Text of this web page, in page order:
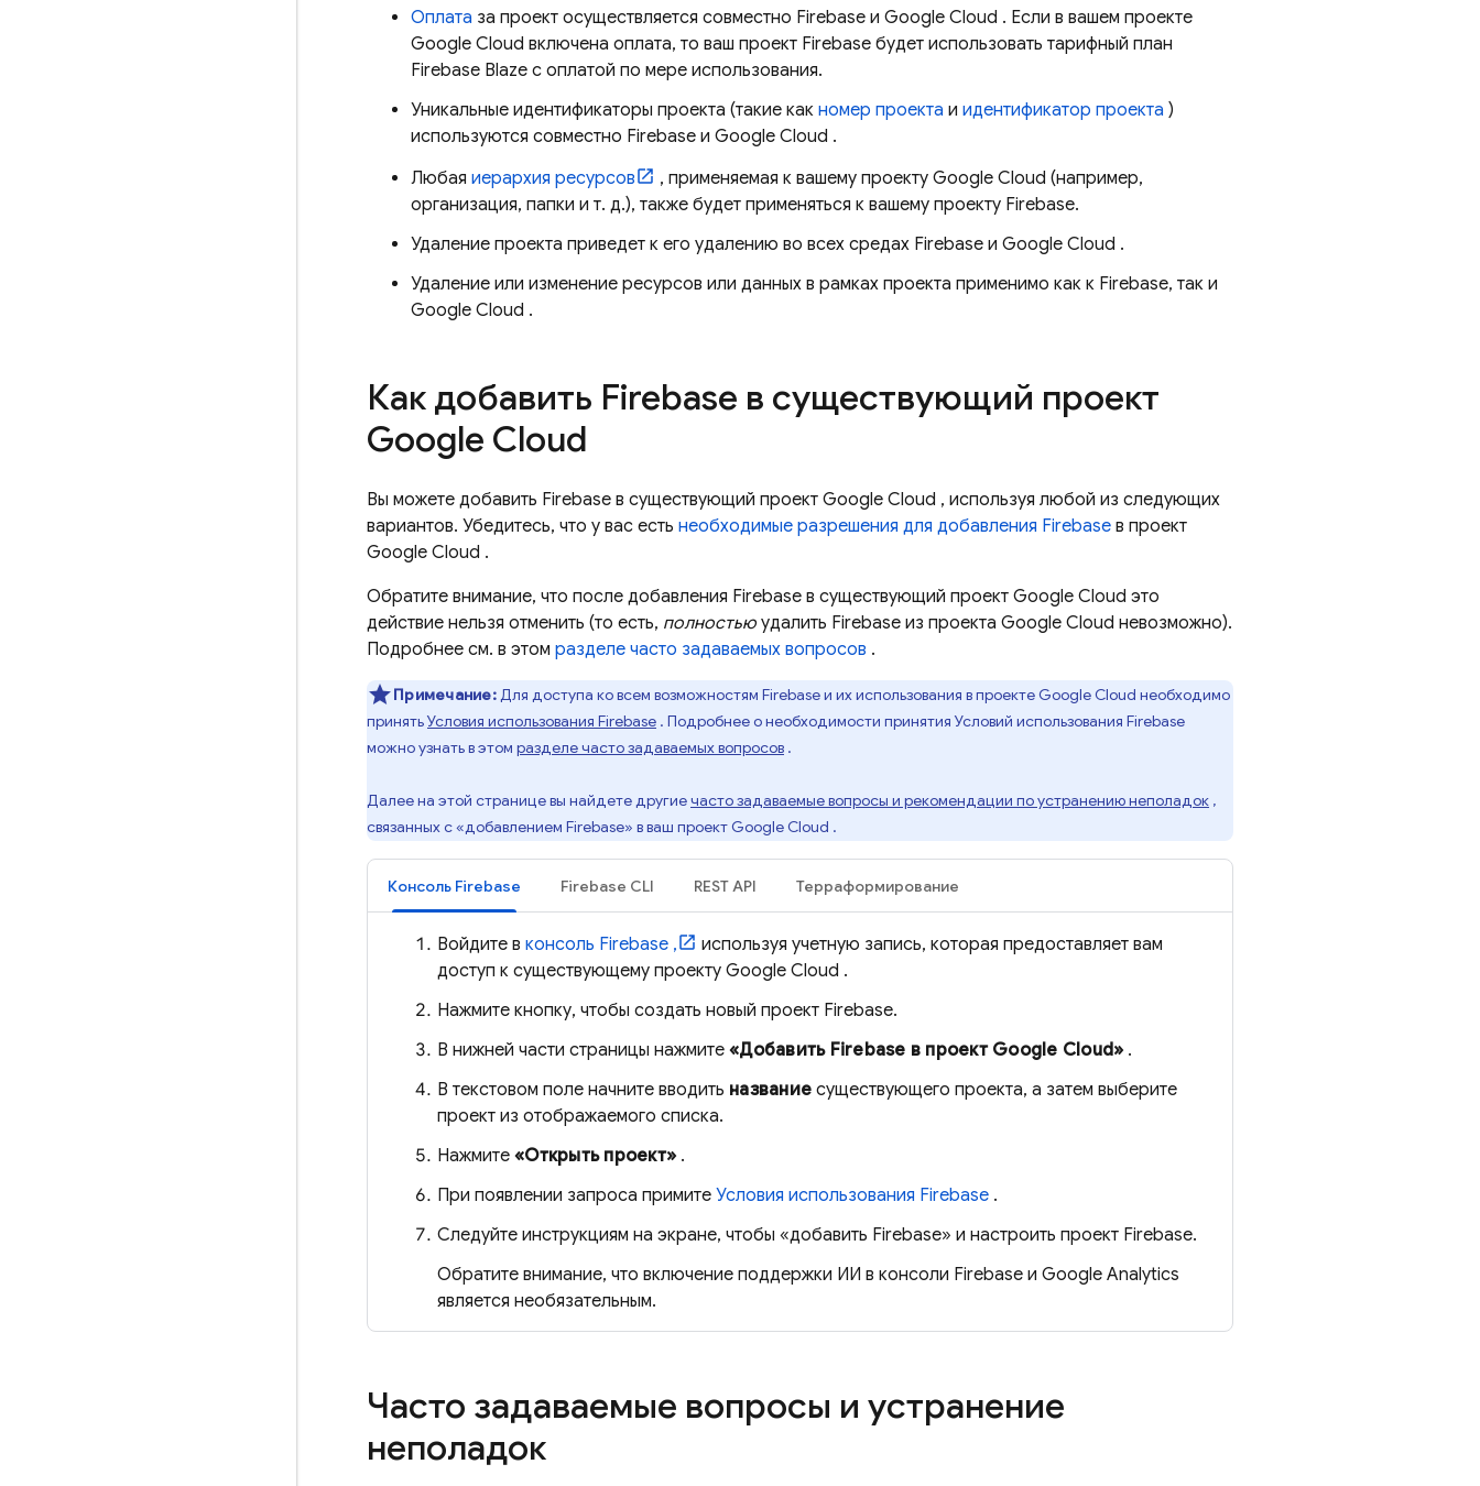
Оплата за проект осуществляется совместно Firebase и Google Cloud . Если в вашем проекте
Google Cloud включена оплата, то ваш проект Firebase будет использовать тарифный план
Firebase Blaze с оплатой по мере использования.
Уникальные идентификаторы проекта (такие как номер проекта и идентификатор проекта )
используются совместно Firebase и Google Cloud .
Любая иерархия ресурсов , применяемая к вашему проекту Google Cloud (например,
организация, папки и т. д.), также будет применяться к вашему проекту Firebase.
Удаление проекта приведет к его удалению во всех средах Firebase и Google Cloud .
Удаление или изменение ресурсов или данных в рамках проекта применимо как к Firebase, так и
Google Cloud .
Как добавить Firebase в существующий проект
Google Cloud
Вы можете добавить Firebase в существующий проект Google Cloud , используя любой из следующих
вариантов. Убедитесь, что у вас есть необходимые разрешения для добавления Firebase в проект
Google Cloud .
Обратите внимание, что после добавления Firebase в существующий проект Google Cloud это
действие нельзя отменить (то есть, полностьюудалить Firebase из проекта Google Cloud невозможно).
Подробнее см. в этом разделе часто задаваемых вопросов .
Примечание:Для доступа ко всем возможностям Firebase и их использования в проекте Google Cloud необходимо
принятьУсловия использования Firebase . Подробнее о необходимости принятия Условий использования Firebase
можно узнать в этом разделе часто задаваемых вопросов .
Далее на этой странице вы найдете другиечасто задаваемые вопросы и рекомендации по устранению неполадок ,
связанных с «добавлением Firebase» в ваш проект Google Cloud .
Консоль Firebase Firebase CLI REST API Терраформирование
Войдите в консоль Firebase ,
используя учетную запись, которая предоставляет вам
доступ к существующему проекту Google Cloud .
Нажмите кнопку, чтобы создать новый проект Firebase.
В нижней части страницы нажмите «Добавить Firebase в проект Google Cloud» .
В текстовом поле начните вводить название существующего проекта, а затем выберите
проект из отображаемого списка.
Нажмите «Открыть проект» .
При появлении запроса примите Условия использования Firebase .
Следуйте инструкциям на экране, чтобы «добавить Firebase» и настроить проект Firebase.
Обратите внимание, что включение поддержки ИИ в консоли Firebase и Google Analytics
является необязательным.
Часто задаваемые вопросы и устранение
неполадок